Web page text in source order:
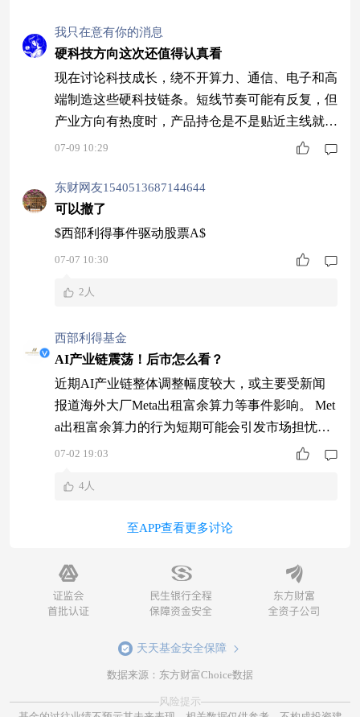
我只在意有你的消息
硬科技方向这次还值得认真看
现在讨论科技成长，绕不开算力、通信、电子和高
端制造这些硬科技链条。短线节奏可能有反复，但
产业方向有热度时，产品持仓是不是贴近主线就很
关键。红土创新新兴产业混合A(001753)重仓覆盖
份，近一年同类7/2272，方向和成绩能互相印证。
07-09 10:29
东财网友1540513687144644
可以撤了
$西部利得事件驱动股票A$
07-07 10:30
2人
西部利得基金
AI产业链震荡！后市怎么看？
近期AI产业链整体调整幅度较大，或主要受新闻
报道海外大厂Meta出租富余算力等事件影响。 Met
a出租富余算力的行为短期可能会引发市场担忧海
外大厂资本开支增速放缓以及算租市场竞争加剧影
等AI基础设施环节涨幅较大，交易相对拥挤，板
大。 我们认为Meta此举并不能简单理解为算力过
07-02 19:03
4人
至APP查看更多讨论
天天基金安全保障
数据来源：东方财富Choice数据
风险提示